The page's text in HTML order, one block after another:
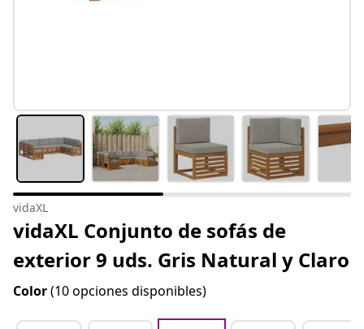
vidaXL
vidaXL Conjunto de sofás de
exterior 9 uds. Gris Natural y Claro
Color(10 opciones disponibles)